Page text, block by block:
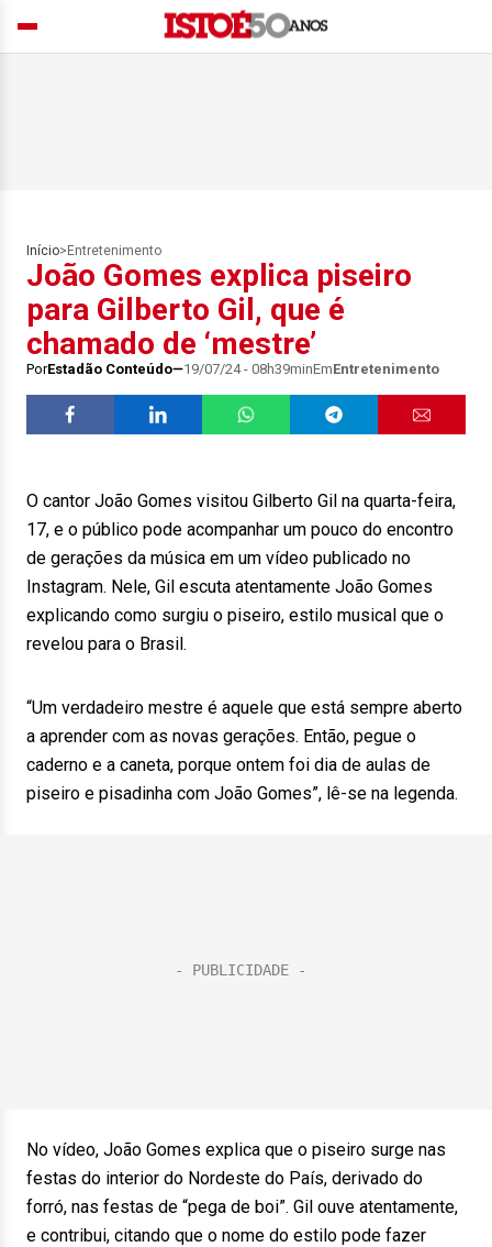
Início> Entretenimento
João Gomes explica piseiro
para Gilberto Gil, que é
chamado de ‘mestre’
PorEstadão Conteúdo 19/07/24 - 08h39minEmEntretenimento
O cantor João Gomes visitou Gilberto Gil na quarta-feira,
17, e o público pode acompanhar um pouco do encontro
de gerações da música em um vídeo publicado no
Instagram. Nele, Gil escuta atentamente João Gomes
explicando como surgiu o piseiro, estilo musical que o
revelou para o Brasil.
“Um verdadeiro mestre é aquele que está sempre aberto
a aprender com as novas gerações. Então, pegue o
caderno e a caneta, porque ontem foi dia de aulas de
piseiro e pisadinha com João Gomes”, lê-se na legenda.
No vídeo, João Gomes explica que o piseiro surge nas
festas do interior do Nordeste do País, derivado do
forró, nas festas de “pega de boi”. Gil ouve atentamente,
e contribui, citando que o nome do estilo pode fazer